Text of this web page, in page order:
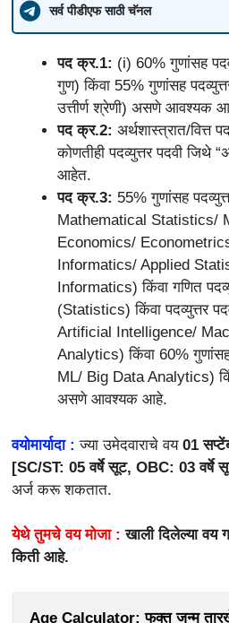
सर्व पीडीएफ साठी चॅनल
पद क्र.1: (i) 60% गुणांसह
गुण) किंवा 55% गुणांसह
उत्तीर्ण श्रेणी) असणे आवश्यक
पद क्र.2: अर्थशास्त्रात/वित्त
कोणतीही पदव्युत्तर पदवी जिथे
आहेत.
पद क्र.3: 55% गुणांसह
Mathematical Statistics/
Economics/
Informatics/ Applied
Informatics) किंवा गणित
(Statistics) किंवा पदव्युत्तर
Artificial Intelligence/
Analytics) किंवा 60%
ML/ Big Data Analytics)
असणे आवश्यक आहे.
वयोमार्यादा : ज्या उमेदवाराचे वय01
[SC/ST: 05 वर्षे सूट, OBC: 03 वर्षे
अर्ज करू शकतात.
येथे तुमचे वय मोजा :खाली दिलेल्या वय
किती आहे.
Age Calculator: फक्त जन्म